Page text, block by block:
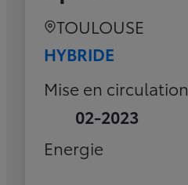
TOULOUSE
HYBRIDE
Mise en circulation
02-2023
Energie